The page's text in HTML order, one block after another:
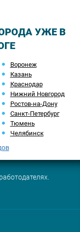
УЖЕ В
Воронеж
Казань
Краснодар
Нижний Новгород
Ростов-на-Дону
Санкт-Петербург
Тюмень
Челябинск